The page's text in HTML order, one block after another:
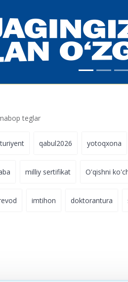
teglar
qabul2026 yotoqxona
milliy sertifikat O'qishni
imtihon doktorantura